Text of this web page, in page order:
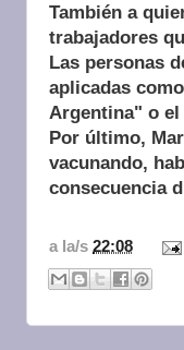
También a
trabajadores
Las personas
aplicadas
Argentina" o
Por último,
vacunando,
consecuencia
a la/s 22:08